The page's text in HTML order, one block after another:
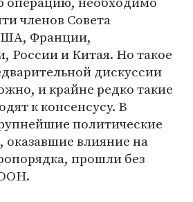
членов Совета
Франции,
России и Китая. Но такое
дискуссии
и крайне редко такие
к консенсусу. В
политические
оказавшие влияние на
прошли без